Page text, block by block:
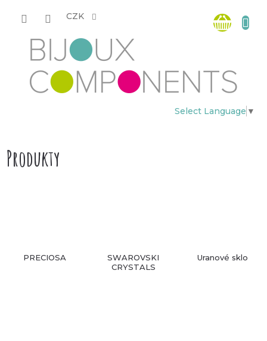
CZK
Select Language ▼
košík
Produkty
PRECIOSA
SWAROVSKI
CRYSTALS
Uranové sklo